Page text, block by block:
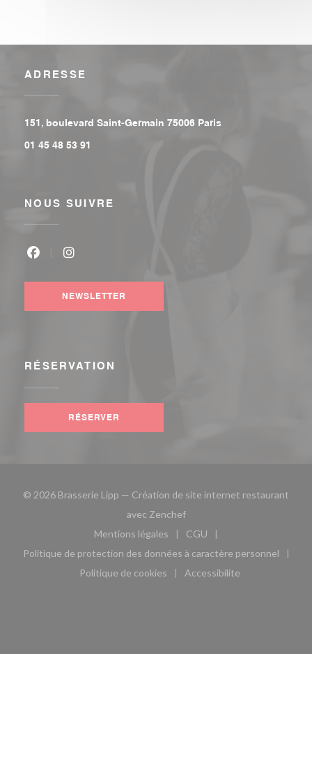
ADRESSE
151, boulevard Saint-Germain 75006 Paris
01 45 48 53 91
NOUS SUIVRE
NEWSLETTER
RÉSERVATION
RÉSERVER
© 2026 Brasserie Lipp — Création de site internet restaurant
avec Zenchef((ouvre une nouvelle
Mentions légales
((ouvre une nouvelle fenêtre))
CGU
((ouvre une nouvelle
Politique de protection des données à caractère personnel
((ouvre une nouvelle fenêtre))
Politique de cookies
((ouvre une nouvelle fenêtre))
Accessibilite